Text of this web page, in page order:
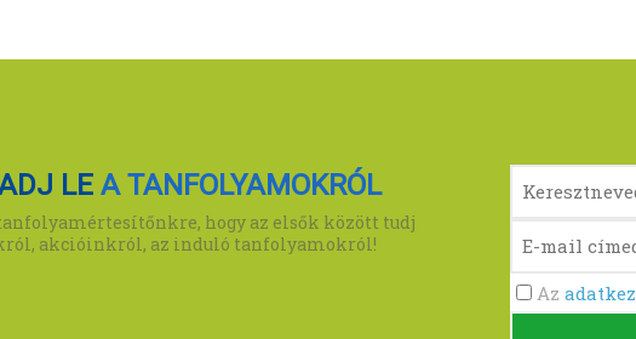
LE A TANFOLYAMOKRÓL
hogy az elsők között tudj
akcióinkról, az induló tanfolyamokról!
Az